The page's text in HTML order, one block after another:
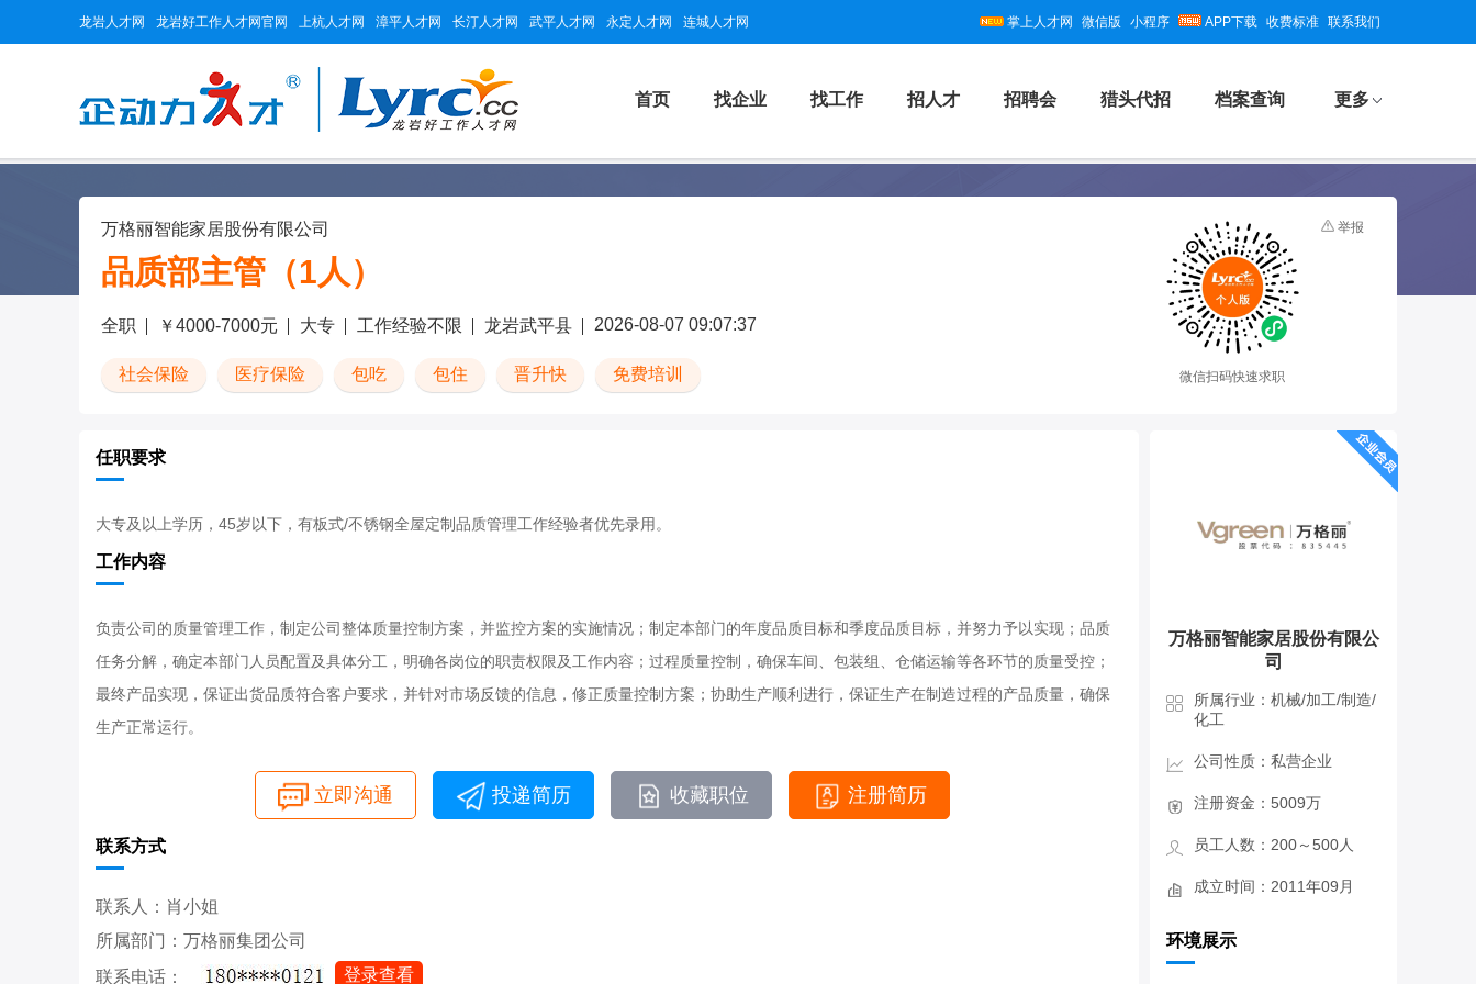
龙岩人才网 龙岩好工作人才网官网 上杭人才网 漳平人才网 长汀人才网 武平人才网 永定人才网 连城人才网 掌上人才网 微信版 小程序 APP下载 收费标准 联系我们
首页 找企业 找工作 招人才 招聘会 猎头代招 档案查询 更多
万格丽智能家居股份有限公司
品质部主管（1人）
全职 ￥4000-7000元 大专 工作经验不限 龙岩武平县 2026-08-07 09:07:37
社会保险 医疗保险 包吃 包住 晋升快 免费培训 微信扫码快速求职
举报
任职要求
大专及以上学历，45岁以下，有板式/不锈钢全屋定制品质管理工作经验者优先录用。
工作内容
负责公司的质量管理工作，制定公司整体质量控制方案，并监控方案的实施情况；制定本部门的年度品质目标和季度品质目标，并努力予以实现；品质
任务分解，确定本部门人员配置及具体分工，明确各岗位的职责权限及工作内容；过程质量控制，确保车间、包装组、仓储运输等各环节的质量受控；
最终产品实现，保证出货品质符合客户要求，并针对市场反馈的信息，修正质量控制方案；协助生产顺利进行，保证生产在制造过程的产品质量，确保
生产正常运行。
立即沟通 投递简历 收藏职位 注册简历
联系方式
联系人：肖小姐
所属部门：万格丽集团公司
联系电话：
登录查看
万格丽智能家居股份有限公
司
所属行业：机械/加工/制造/
化工
公司性质：私营企业
注册资金：5009万
员工人数：200～500人
成立时间：2011年09月
环境展示